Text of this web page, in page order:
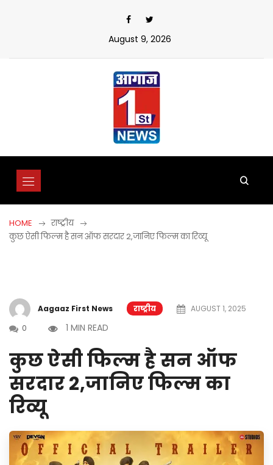
August 9, 2026
HOME
राष्ट्रीय
कुछ ऐसी फिल्म है सन ऑफ सरदार 2,जानिए फिल्म का रिव्यू
Aagaaz First News राष्ट्रीय
AUGUST 1, 2025
0
1 MIN READ
कुछ ऐसी फिल्म है सन ऑफ
सरदार 2,जानिए फिल्म का
रिव्यू